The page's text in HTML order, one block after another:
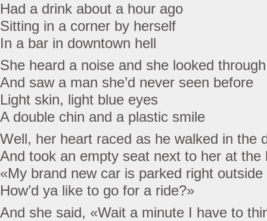
Had a drink about a hour ago
Sitting in a corner by herself
In a bar in downtown hell
She heard a noise and she looked
And saw a man she’d never seen before
Light skin, light blue eyes
A double chin and a plastic smile
Well, her heart raced as he walked in the
And took an empty seat next to her at the
«My brand new car is parked right outside
How’d ya like to go for a ride?»
And she said, «Wait a minute I have to